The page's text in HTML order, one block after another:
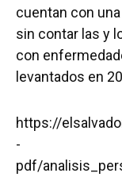
cuentan con
sin contar las y
con
levantados en
https://
-
pdf/